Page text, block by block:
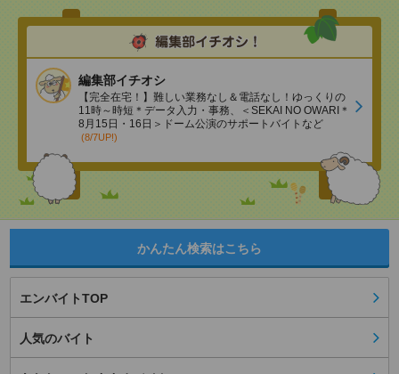
編集部イチオシ
【完全在宅！】難しい業務なし＆電話なし！ゆっくりの
11時～時短＊データ入力・事務、＜SEKAI NO OWARI＊
8月15日・16日＞ドーム公演のサポートバイトなど
(8/7UP!)
かんたん検索はこちら
エンバイトTOP
人気のバイト